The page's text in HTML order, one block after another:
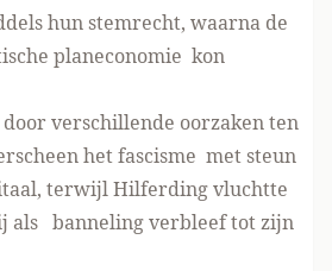
hun stemrecht, waarna de
planeconomie kon
verschillende oorzaken ten
het fascisme met steun
terwijl Hilferding vluchtte
als banneling verbleef tot zijn